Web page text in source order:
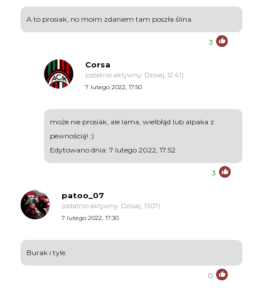
A to prosiak, no moim zdaniem tam poszła ślina.
3
Corsa
(ostatnio aktywny: Dzisiaj, 12:41)
7 lutego 2022, 17:50
może nie prosiak, ale lama, wielbłąd lub alpaka z
pewnością! :)
Edytowano dnia: 7 lutego 2022, 17:52
3
patoo_07
(ostatnio aktywny: Dzisiaj, 13:07)
7 lutego 2022, 17:30
Burak i tyle.
0